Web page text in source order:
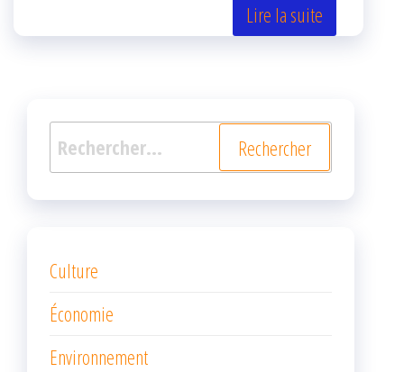
k r
Lire la suite
Rechercher :
Culture
Économie
Environnement